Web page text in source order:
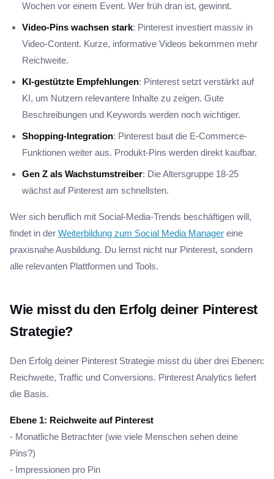
Wochen vor einem Event. Wer früh dran ist, gewinnt.
Video-Pins wachsen stark: Pinterest investiert massiv in
Video-Content. Kurze, informative Videos bekommen mehr
Reichweite.
KI-gestützte Empfehlungen: Pinterest setzt verstärkt auf
KI, um Nutzern relevantere Inhalte zu zeigen. Gute
Beschreibungen und Keywords werden noch wichtiger.
Shopping-Integration: Pinterest baut die E-Commerce-
Funktionen weiter aus. Produkt-Pins werden direkt kaufbar.
Gen Z als Wachstumstreiber: Die Altersgruppe 18-25
wächst auf Pinterest am schnellsten.
Wer sich beruflich mit Social-Media-Trends beschäftigen will,
findet in der Weiterbildung zum Social Media Manager eine
praxisnahe Ausbildung. Du lernst nicht nur Pinterest, sondern
alle relevanten Plattformen und Tools.
Wie misst du den Erfolg deiner Pinterest
Strategie?
Den Erfolg deiner Pinterest Strategie misst du über drei Ebenen:
Reichweite, Traffic und Conversions. Pinterest Analytics liefert
die Basis.
Ebene 1: Reichweite auf Pinterest
- Monatliche Betrachter (wie viele Menschen sehen deine
Pins?)
- Impressionen pro Pin